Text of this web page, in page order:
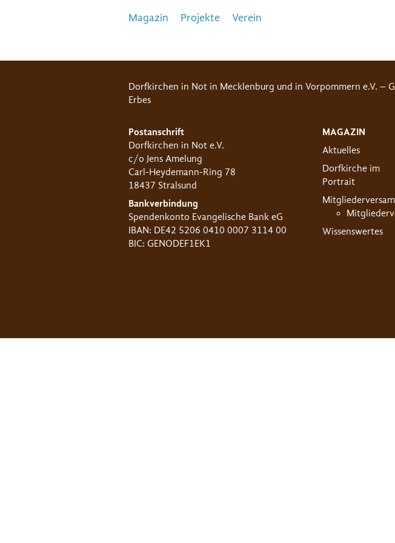
Magazin Projekte Verein
Dorfkirchen in Not in Mecklenburg und in Vorpommern e.V. –
Erbes
Postanschrift
Dorfkirchen in Not e.V.
c/o Jens Amelung
Carl-Heydemann-Ring 78
18437 Stralsund
Bankverbindung
Spendenkonto Evangelische Bank eG
IBAN: DE42 5206 0410 0007 3114 00
BIC: GENODEF1EK1
MAGAZIN
Aktuelles
Dorfkirche im
Portrait
Wissenswertes